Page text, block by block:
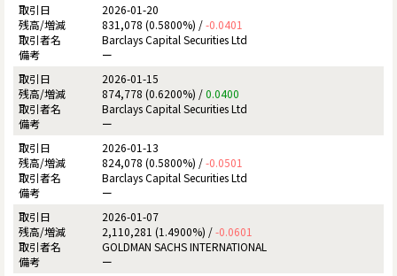
2026-01-20
831,078 (0.5800%) /-0.0401
Barclays Capital Securities Ltd
ー
2026-01-15
874,778 (0.6200%) /0.0400
Barclays Capital Securities Ltd
ー
2026-01-13
824,078 (0.5800%) /-0.0501
Barclays Capital Securities Ltd
ー
2026-01-07
2,110,281 (1.4900%) /-0.0601
GOLDMAN SACHS INTERNATIONAL
ー